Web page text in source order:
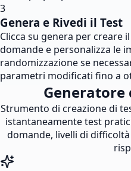
3
Genera e Rivedi il Test
Clicca su genera per creare
domande e personalizza le
randomizzazione se
parametri modificati fino a
Generatore
Strumento di creazione di
istantaneamente test
domande, livelli di